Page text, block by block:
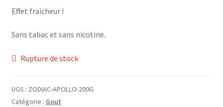
Effet fraicheur !
Sans tabac et sans nicotine.
Rupture de stock
UGS : ZODIAC-APOLLO-200G
Catégorie : Gout